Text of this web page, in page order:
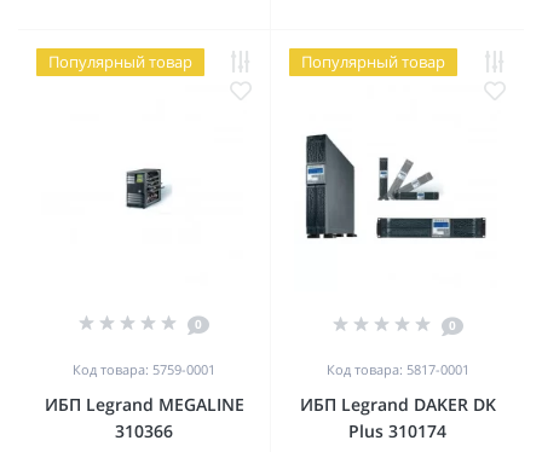
Популярный товар
0
Код товара: 5759-0001
ИБП Legrand MEGALINE
310366
Популярный товар
0
Код товара: 5817-0001
ИБП Legrand DAKER DK
Plus 310174